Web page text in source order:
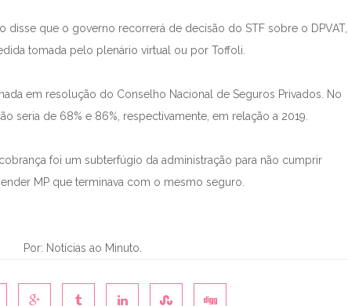
disse que o governo recorrerá de decisão do STF sobre o DPVAT,
tomada pelo plenário virtual ou por Toffoli.
em resolução do Conselho Nacional de Seguros Privados. No
seria de 68% e 86%, respectivamente, em relação a 2019.
foi um subterfúgio da administração para não cumprir
MP que terminava com o mesmo seguro.
Por: Notícias ao Minuto.